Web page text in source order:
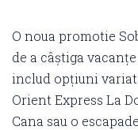
O noua promotie
de a câștiga
includ opțiuni
Orient Express La
Cana sau o